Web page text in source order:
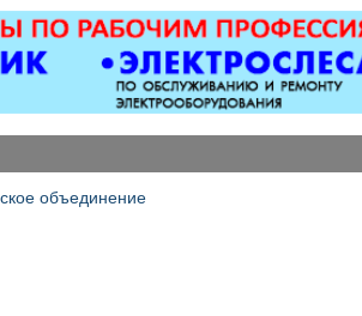
оборудованием,
имеется парковка, торг
уместен.
объединение